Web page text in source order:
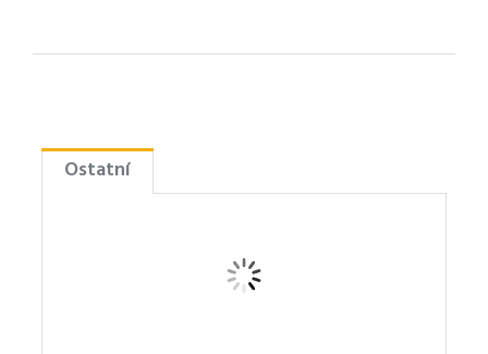
Ostatní